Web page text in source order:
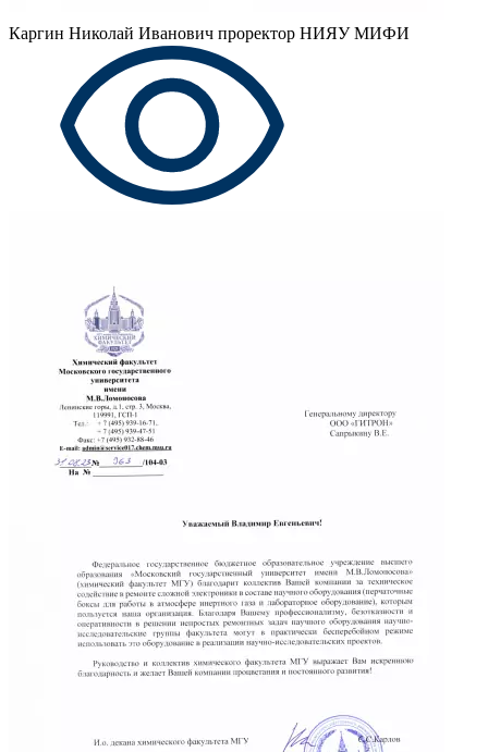
Каргин Николай Иванович проректор НИЯУ МИФИ